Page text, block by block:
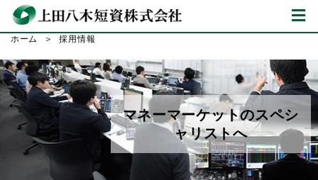
ホーム 採用情報
マネーマーケットのスペシ
ャリストへ